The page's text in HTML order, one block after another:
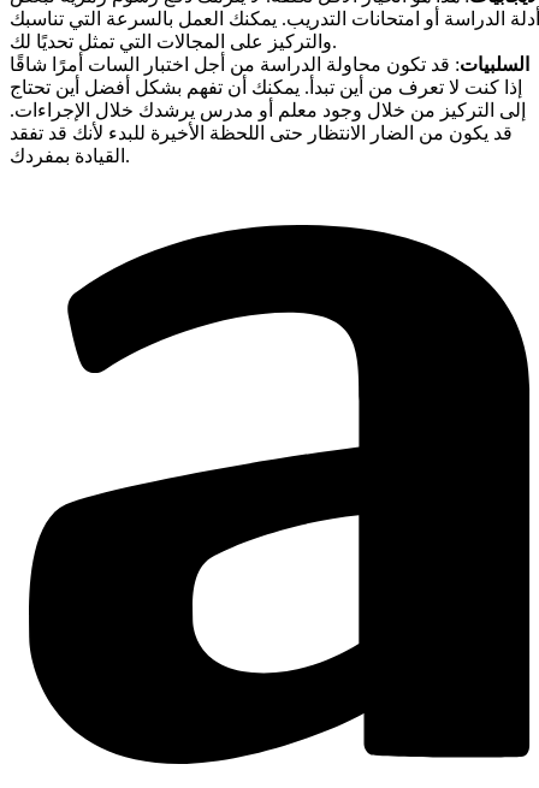
أدلة الدراسة أو امتحانات التدريب. يمكنك العمل بالسرعة التي تناسبك
والتركيز على المجالات التي تمثل تحديًا لك.
السلبيات: قد تكون محاولة الدراسة من أجل اختبار السات أمرًا شاقًا
إذا كنت لا تعرف من أين تبدأ. يمكنك أن تفهم بشكل أفضل أين تحتاج
إلى التركيز من خلال وجود معلم أو مدرس يرشدك خلال الإجراءات.
قد يكون من الضار الانتظار حتى اللحظة الأخيرة للبدء لأنك قد تفقد
القيادة بمفردك.